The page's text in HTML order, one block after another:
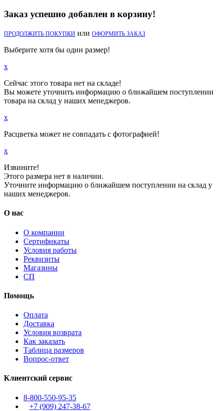
Заказ успешно добавлен в корзину!
ПРОДОЛЖИТЬ ПОКУПКИ или ОФОРМИТЬ ЗАКАЗ
Выберите хотя бы один размер!
x
Сейчас этого товара нет на складе!
Вы можете уточнить информацию о ближайшем поступлении
товара на склад у наших менеджеров.
x
Расцветка может не совпадать с фотографией!
x
Извините!
Этого размера нет в наличии.
Уточните информацию о ближайшем поступлении на склад у
наших менеджеров.
О нас
О компании
Сертификаты
Условия работы
Реквизиты
Магазины
СП
Помощь
Оплата
Доставка
Условия возврата
Как заказать
Таблица размеров
Вопрос-ответ
Клиентский сервис
8-800-550-95-35
+7 (909) 247-38-67